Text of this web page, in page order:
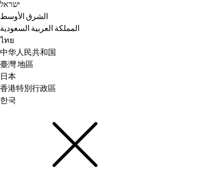
ישראל
الشرق الأوسط
المملكة العربية السعودية
ไทย
中华人民共和国
臺灣 地區
日本
香港特別行政區
한국